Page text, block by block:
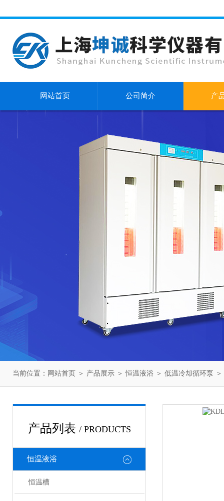
网站首页 公司简介 产
当前位置： 网站首页 ＞ 产品展示 ＞恒温液浴 ＞ 低温冷却循环泵
产品列表 / PRODUCTS
恒温液浴
恒温槽